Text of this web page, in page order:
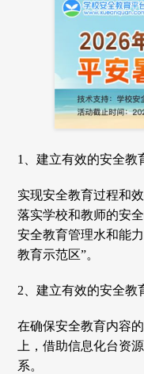
1、建立有效的安全教
实现安全教育过程和
落实学校和教师的安
安全教育管理水和能
教育示范区”。
2、建立有效的安全教
在确保安全教育内容
上，借助信息化台资
系。